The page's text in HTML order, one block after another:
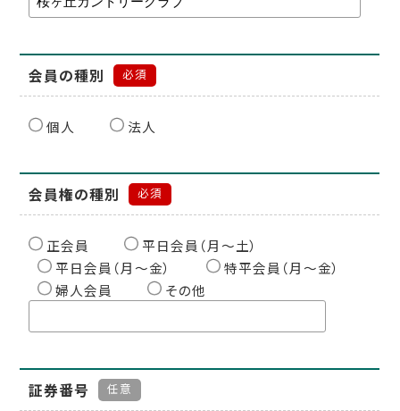
会員の種別 必須
個人 法人
会員権の種別 必須
正会員
平日会員（月〜土）
平日会員（月〜金）
特平会員（月〜金）
婦人会員
その他
証券番号 任意